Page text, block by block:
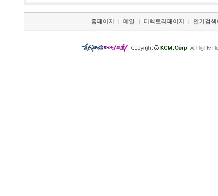
홈페이지 | 메일 | 디렉토리페이지 | 인기검색